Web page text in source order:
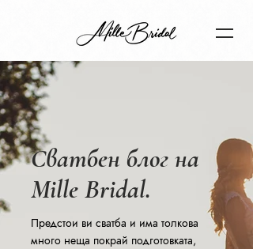
Сватбен блог на
Mille Bridal.
Предстои ви сватба и има толкова
много неща покрай подготовката,